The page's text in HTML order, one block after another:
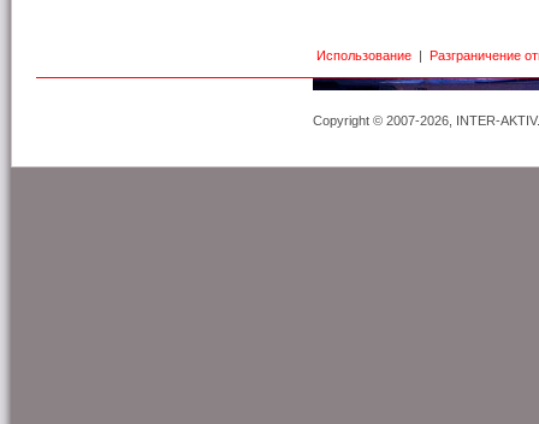
Использование | Разграничение
Copyright © 2007-2026, INTER-